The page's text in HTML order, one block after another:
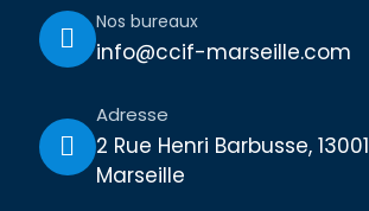
Nos bureaux
info@ccif-marseille.com
Adresse
2 Rue Henri Barbusse, 13001
Marseille